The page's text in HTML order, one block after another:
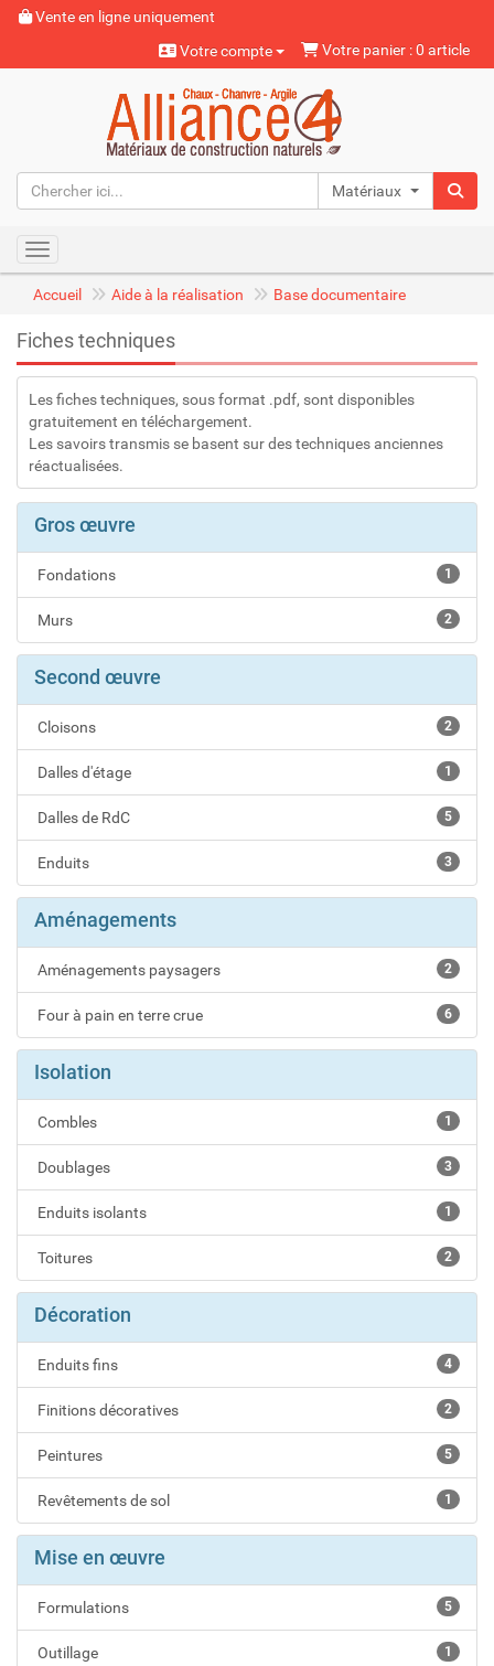
Vente en ligne uniquement
Votre compte
Votre panier : 0 article
Matériaux naturels
Toggle navigation
Accueil Aide à la réalisation Base documentaire
Fiches techniques
Les fiches techniques, sous format .pdf, sont disponibles
gratuitement en téléchargement.
Les savoirs transmis se basent sur des techniques anciennes
réactualisées.
Gros œuvre
1
Fondations
2
Murs
Second œuvre
2
Cloisons
1
Dalles d'étage
5
Dalles de RdC
3
Enduits
Aménagements
2
Aménagements paysagers
6
Four à pain en terre crue
Isolation
1
Combles
3
Doublages
1
Enduits isolants
2
Toitures
Décoration
4
Enduits fins
2
Finitions décoratives
5
Peintures
1
Revêtements de sol
Mise en œuvre
5
Formulations
1
Outillage